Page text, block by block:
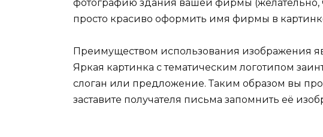
фотографию здания вашей фирмы (желательно,
просто красиво оформить имя фирмы в
Преимуществом использования изображения
Яркая картинка с тематическим логотипом
слоган или предложение. Таким образом вы
заставите получателя письма запомнить её